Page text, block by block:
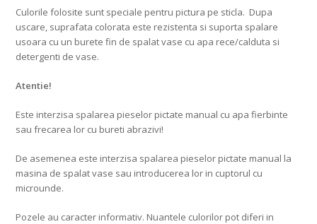
Culorile folosite sunt speciale pentru pictura pe sticla. Dupa
uscare, suprafata colorata este rezistenta si suporta spalare
usoara cu un burete fin de spalat vase cu apa rece/calduta si
detergenti de vase.
Atentie!
Este interzisa spalarea pieselor pictate manual cu apa fierbinte
sau frecarea lor cu bureti abrazivi!
De asemenea este interzisa spalarea pieselor pictate manual la
masina de spalat vase sau introducerea lor in cuptorul cu
microunde.
Pozele au caracter informativ. Nuantele culorilor pot diferi in